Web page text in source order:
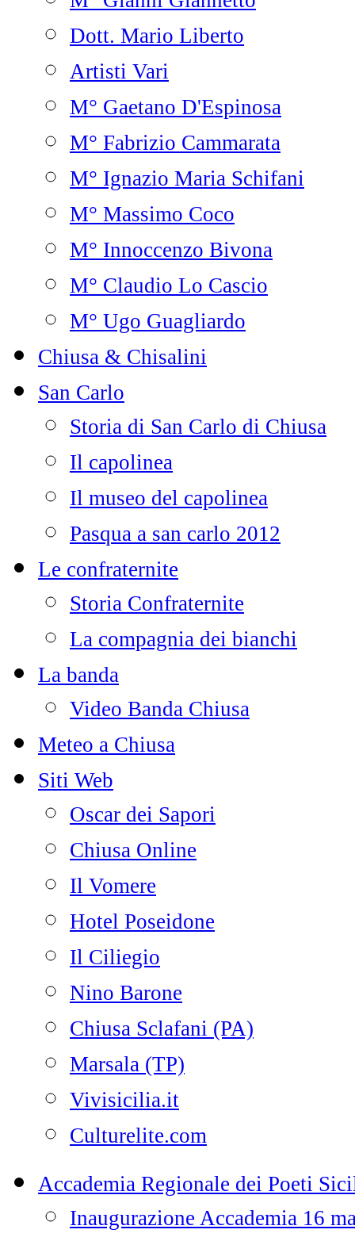
Dott. Mario Liberto
Artisti Vari
M° Gaetano D'Espinosa
M° Fabrizio Cammarata
M° Ignazio Maria Schifani
M° Massimo Coco
M° Innoccenzo Bivona
M° Claudio Lo Cascio
M° Ugo Guagliardo
Chiusa & Chisalini
San Carlo
Storia di San Carlo di Chiusa
Il capolinea
Il museo del capolinea
Pasqua a san carlo 2012
Le confraternite
Storia Confraternite
La compagnia dei bianchi
La banda
Video Banda Chiusa
Meteo a Chiusa
Siti Web
Oscar dei Sapori
Chiusa Online
Il Vomere
Hotel Poseidone
Il Ciliegio
Nino Barone
Chiusa Sclafani (PA)
Marsala (TP)
Vivisicilia.it
Culturelite.com
Accademia Regionale dei Poeti
Inaugurazione Accademia 16